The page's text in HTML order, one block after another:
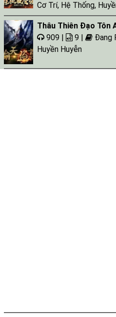
Cơ Trí, Hệ Thống,
Thâu Thiên Đạo Tôn
909 |
9 |
Đang
Huyền Huyễn